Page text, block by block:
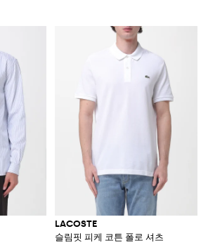
LACOSTE
슬림핏 피케 코튼 폴로 셔츠